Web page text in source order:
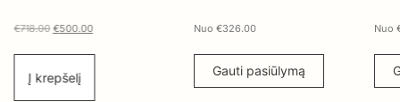
€718.00 €500.00
Į krepšelį
Nuo €326.00
Gauti pasiūlymą
Nuo